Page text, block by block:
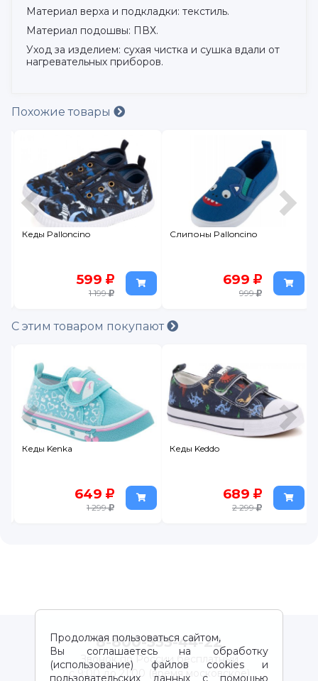
Материал верха и подкладки: текстиль.
Материал подошвы: ПВХ.
Уход за изделием: сухая чистка и сушка вдали от
нагревательных приборов.
Похожие товары
Кеды Palloncino
599
1 199
Слипоны Palloncino
699
999
С этим товаром покупают
Кеды Kenka
649
1 299
Кеды Keddo
689
2 299
Продолжая пользоваться сайтом,
Вы соглашаетесь на обработку
(использование) файлов cookies и
пользовательских данных с помощью
8-800-333-44-22
Звонок по России бесплатный
с 9:00 до 21:00 (время московское)